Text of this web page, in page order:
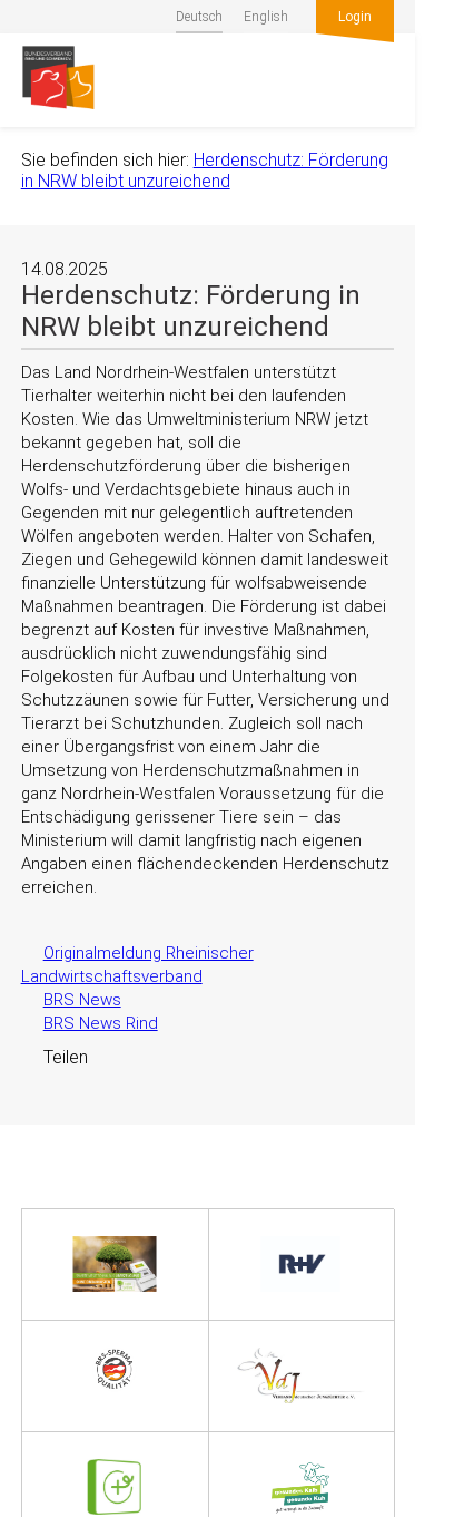
Deutsch English Login
Sie befinden sich hier: Herdenschutz: Förderung
in NRW bleibt unzureichend
14.08.2025
Herdenschutz: Förderung in
NRW bleibt unzureichend
Das Land Nordrhein-Westfalen unterstützt
Tierhalter weiterhin nicht bei den laufenden
Kosten. Wie das Umweltministerium NRW jetzt
bekannt gegeben hat, soll die
Herdenschutzförderung über die bisherigen
Wolfs- und Verdachtsgebiete hinaus auch in
Gegenden mit nur gelegentlich auftretenden
Wölfen angeboten werden. Halter von Schafen,
Ziegen und Gehegewild können damit landesweit
finanzielle Unterstützung für wolfsabweisende
Maßnahmen beantragen. Die Förderung ist dabei
begrenzt auf Kosten für investive Maßnahmen,
ausdrücklich nicht zuwendungsfähig sind
Folgekosten für Aufbau und Unterhaltung von
Schutzzäunen sowie für Futter, Versicherung und
Tierarzt bei Schutzhunden. Zugleich soll nach
einer Übergangsfrist von einem Jahr die
Umsetzung von Herdenschutzmaßnahmen in
ganz Nordrhein-Westfalen Voraussetzung für die
Entschädigung gerissener Tiere sein – das
Ministerium will damit langfristig nach eigenen
Angaben einen flächendeckenden Herdenschutz
erreichen.
Originalmeldung Rheinischer
Landwirtschaftsverband
BRS News
BRS News Rind
Teilen